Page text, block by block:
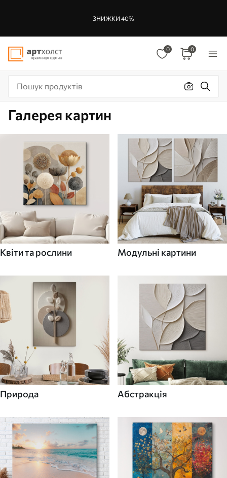
ЗНИЖКИ 40%
0 0
Галерея картин
Квіти та рослини Модульні картини
Природа Абстракція